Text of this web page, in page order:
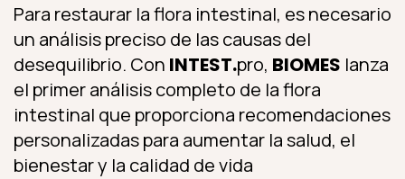
Para restaurar la flora intestinal, es necesario
un análisis preciso de las causas del
desequilibrio. Con INTEST.pro, BIOMES lanza
el primer análisis completo de la flora
intestinal que proporciona recomendaciones
personalizadas para aumentar la salud, el
bienestar y la calidad de vida